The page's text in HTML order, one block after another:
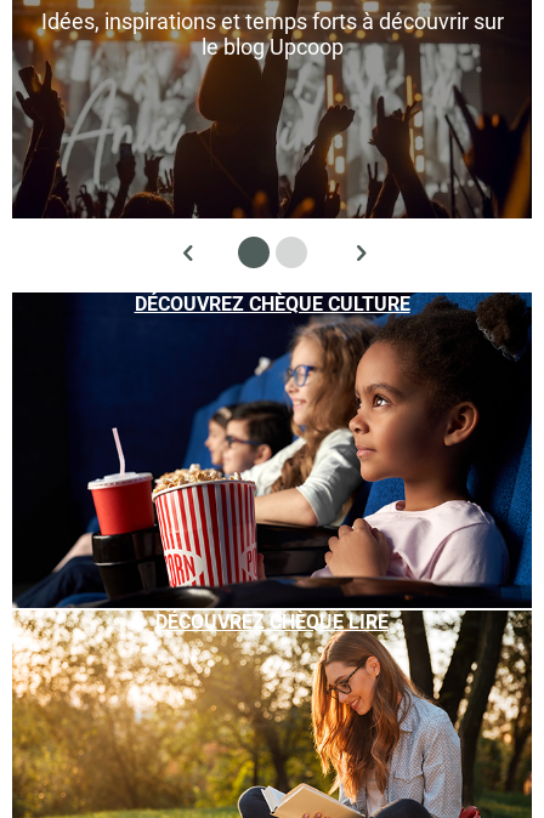
Idées, inspirations et temps forts à découvrir sur
le blog Upcoop
DÉCOUVREZ CHÈQUE CULTURE
DÉCOUVREZ CHÈQUE LIRE